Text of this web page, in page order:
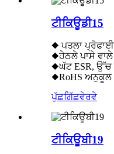
ਟੀਕਿਊਡੀ15
◆ ਪਤਲਾ
◆ਹੇਠਲੇ ਪਾਸੇ
◆ਘੱਟ ESR, ਉੱਚ
◆RoHS ਅਨੁਕੂਲ
ਪੁੱਛਗਿੱਛਵੇਰਵੇ
ਟੀਕਿਊਬੀ19